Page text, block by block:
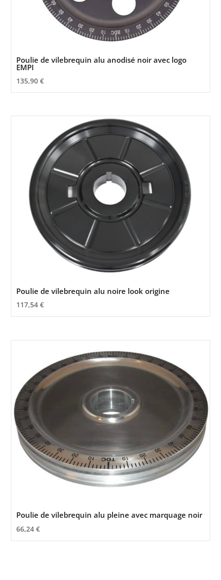
Poulie de vilebrequin alu anodisé noir avec logo
EMPI
135,90€
Poulie de vilebrequin alu noire look origine
117,54€
Poulie de vilebrequin alu pleine avec marquage noir
66,24€